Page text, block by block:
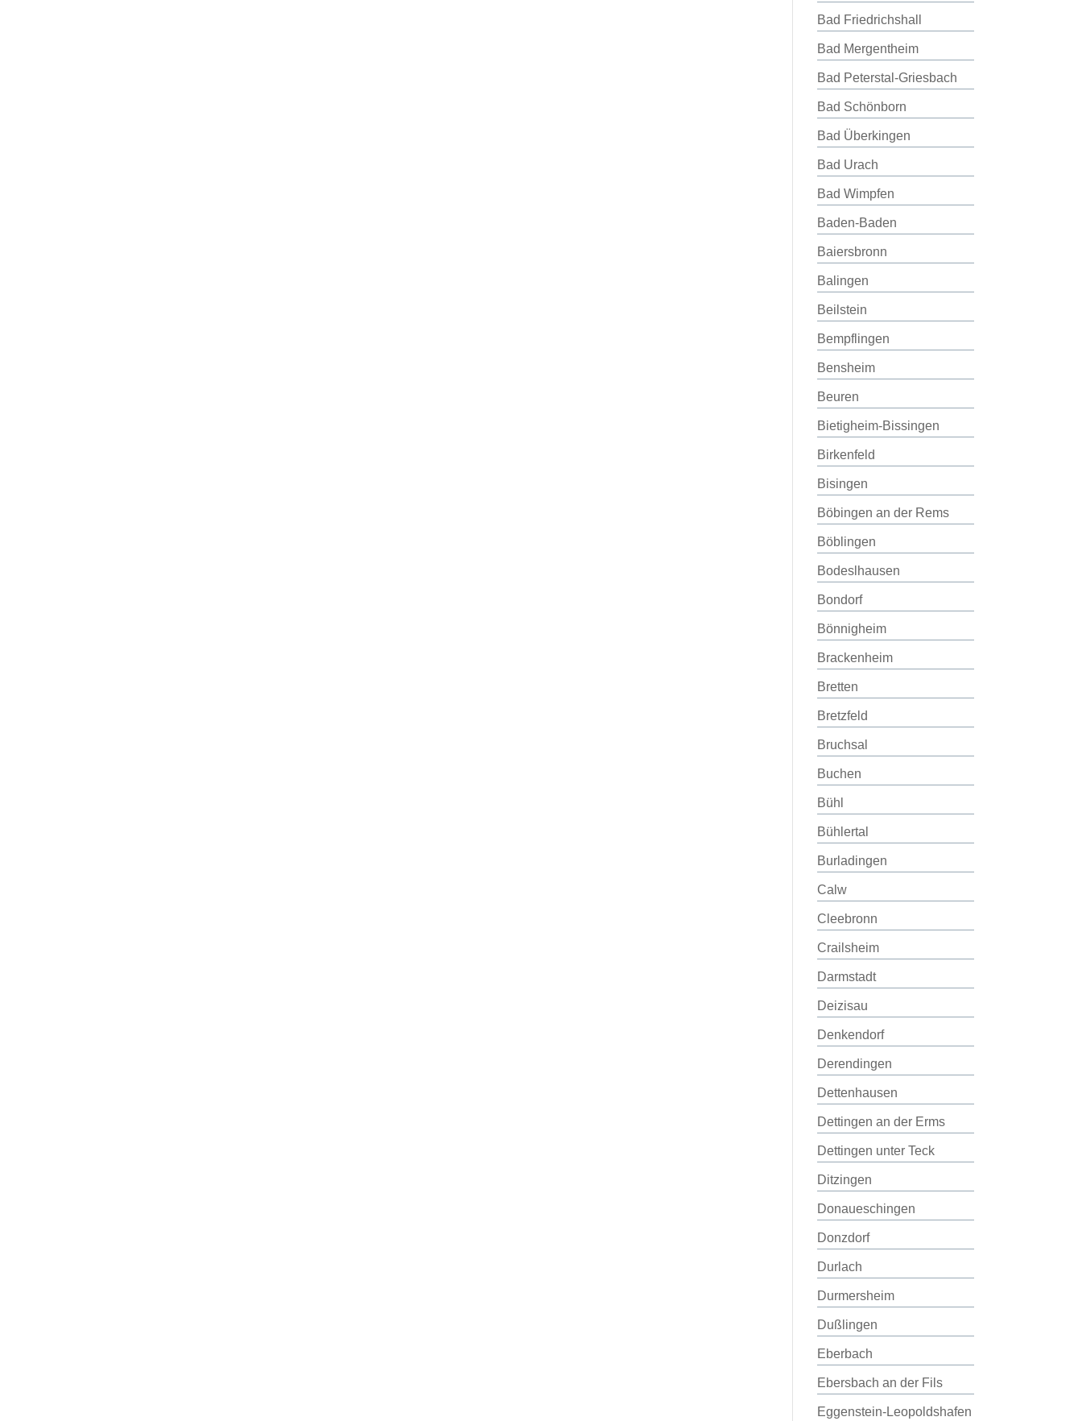
Bad Friedrichshall
Bad Mergentheim
Bad Peterstal-Griesbach
Bad Schönborn
Bad Überkingen
Bad Urach
Bad Wimpfen
Baden-Baden
Baiersbronn
Balingen
Beilstein
Bempflingen
Bensheim
Beuren
Bietigheim-Bissingen
Birkenfeld
Bisingen
Böbingen an der Rems
Böblingen
Bodeslhausen
Bondorf
Bönnigheim
Brackenheim
Bretten
Bretzfeld
Bruchsal
Buchen
Bühl
Bühlertal
Burladingen
Calw
Cleebronn
Crailsheim
Darmstadt
Deizisau
Denkendorf
Derendingen
Dettenhausen
Dettingen an der Erms
Dettingen unter Teck
Ditzingen
Donaueschingen
Donzdorf
Durlach
Durmersheim
Dußlingen
Eberbach
Ebersbach an der Fils
Eggenstein-Leopoldshafen